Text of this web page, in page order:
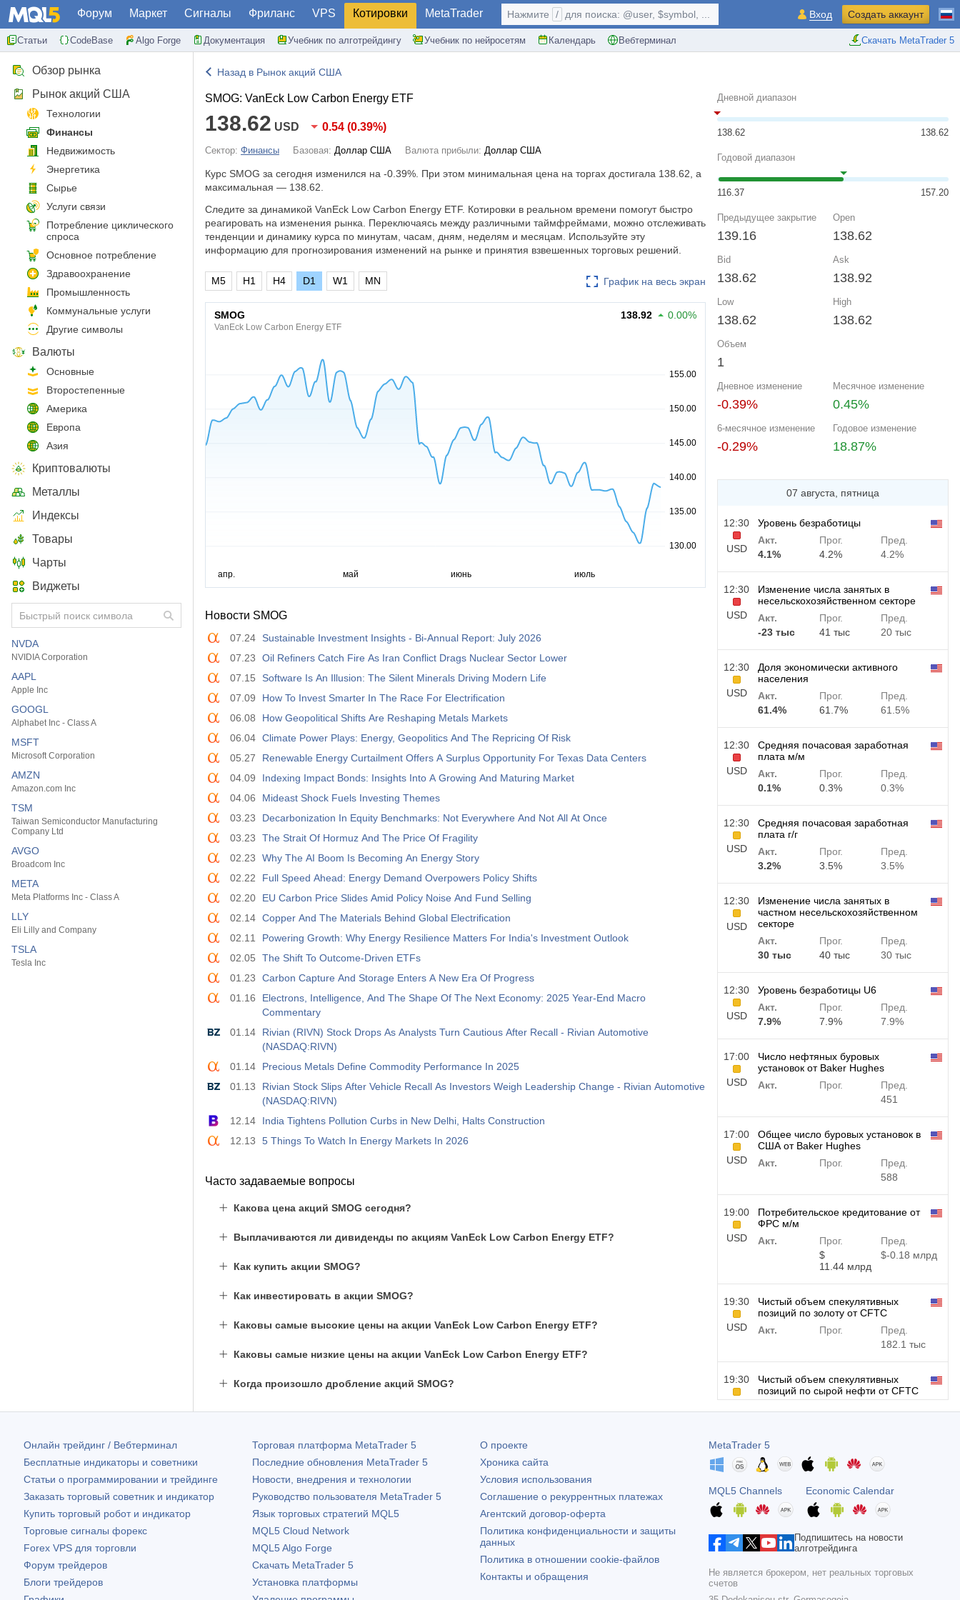
Форум Маркет Сигналы Фриланс VPS Котировки MetaTrader
Статьи CodeBase Algo Forge Документация Учебник по алготрейдингу Учебник по нейросетям Календарь Вебтерминал Скачать MetaTrader 5
Нажмите / для поиска: @user, $symbol, ... Вход Создать аккаунт
Обзор рынка
Рынок акций США
Технологии
Финансы
Недвижимость
Энергетика
Сырье
Услуги связи
Потребление циклического
спроса
Основное потребление
Здравоохранение
Промышленность
Коммунальные услуги
Другие символы
Валюты
Основные
Второстепенные
Америка
Европа
Азия
Криптовалюты
Металлы
Индексы
Товары
Чарты
Виджеты
NVDA
NVIDIA Corporation
AAPL
Apple Inc
GOOGL
Alphabet Inc - Class A
MSFT
Microsoft Corporation
AMZN
Amazon.com Inc
TSM
Taiwan Semiconductor Manufacturing
Company Ltd
AVGO
Broadcom Inc
META
Meta Platforms Inc - Class A
LLY
Eli Lilly and Company
TSLA
Tesla Inc
Назад в Рынок акций США
SMOG: VanEck Low Carbon Energy ETF
138.62 USD 0.54 (0.39%)
Сектор: Финансы Базовая: Доллар США Валюта прибыли: Доллар США
Курс SMOG за сегодня изменился на -0.39% . При этом минимальная цена на торгах достигала 138.62, а
максимальная — 138.62.
Следите за динамикой VanEck Low Carbon Energy ETF. Котировки в реальном времени помогут быстро
реагировать на изменения рынка. Переключаясь между различными таймфреймами, можно отслеживать
тенденции и динамику курса по минутам, часам, дням, неделям и месяцам. Используйте эту
информацию для прогнозирования изменений на рынке и принятия взвешенных торговых решений.
График на весь экран
M5 H1 H4 D1 W1 MN
SMOG
VanEck Low Carbon Energy ETF
138.92 0.00%
Новости SMOG
07.24
Sustainable Investment Insights - Bi-Annual Report: July 2026
07.23
Oil Refiners Catch Fire As Iran Conflict Drags Nuclear Sector Lower
07.15
Software Is An Illusion: The Silent Minerals Driving Modern Life
07.09
How To Invest Smarter In The Race For Electrification
06.08
How Geopolitical Shifts Are Reshaping Metals Markets
06.04 Climate Power Plays: Energy, Geopolitics And The Repricing Of Risk
05.27
Renewable Energy Curtailment Offers A Surplus Opportunity For Texas Data Centers
04.09
Indexing Impact Bonds: Insights Into A Growing And Maturing Market
04.06
Mideast Shock Fuels Investing Themes
03.23
Decarbonization In Equity Benchmarks: Not Everywhere And Not All At Once
03.23
The Strait Of Hormuz And The Price Of Fragility
02.23
Why The AI Boom Is Becoming An Energy Story
02.22
Full Speed Ahead: Energy Demand Overpowers Policy Shifts
02.20
EU Carbon Price Slides Amid Policy Noise And Fund Selling
02.14 Copper And The Materials Behind Global Electrification
02.11
Powering Growth: Why Energy Resilience Matters For India's Investment Outlook
02.05
The Shift To Outcome-Driven ETFs
01.23
Carbon Capture And Storage Enters A New Era Of Progress
01.16
Electrons, Intelligence, And The Shape Of The Next Economy: 2025 Year-End Macro
Commentary
01.14
Rivian (RIVN) Stock Drops As Analysts Turn Cautious After Recall - Rivian Automotive
(NASDAQ:RIVN)
01.14
Precious Metals Define Commodity Performance In 2025
01.13
Rivian Stock Slips After Vehicle Recall As Investors Weigh Leadership Change - Rivian Automotive
(NASDAQ:RIVN)
12.14
India Tightens Pollution Curbs in New Delhi, Halts Construction
12.13
5 Things To Watch In Energy Markets In 2026
Часто задаваемые вопросы
Какова цена акций SMOG сегодня?
Выплачиваются ли дивиденды по акциям VanEck Low Carbon Energy ETF?
Как купить акции SMOG?
Как инвестировать в акции SMOG?
Каковы самые высокие цены на акции VanEck Low Carbon Energy ETF?
Каковы самые низкие цены на акции VanEck Low Carbon Energy ETF?
Когда произошло дробление акций SMOG?
Дневной диапазон
138.62 138.62
Годовой диапазон
116.37 157.20
Предыдущее закрытие
139.16
Open
138.62
Bid
138.62
Ask
138.92
Low
138.62
High
138.62
Объем
1
Дневное изменение
-0.39%
Месячное изменение
0.45%
6-месячное изменение
-0.29%
Годовое изменение
18.87%
07 августа, пятница
12:30
USD
Уровень безработицы
Акт.
4.1%
Прог.
4.2%
Пред.
4.2%
12:30
USD
Изменение числа занятых в
несельскохозяйственном секторе
Акт.
-23 тыс
Прог.
41 тыс
Пред.
20 тыс
12:30
USD
Доля экономически активного
населения
Акт.
61.4%
Прог.
61.7%
Пред.
61.5%
12:30
USD
Средняя почасовая заработная
плата м/м
Акт.
0.1%
Прог.
0.3%
Пред.
0.3%
12:30
USD
Средняя почасовая заработная
плата г/г
Акт.
3.2%
Прог.
3.5%
Пред.
3.5%
12:30
USD
Изменение числа занятых в
частном несельскохозяйственном
секторе
Акт.
30 тыс
Прог.
40 тыс
Пред.
30 тыс
12:30
USD
Уровень безработицы U6
Акт.
7.9%
Прог.
7.9%
Пред.
7.9%
17:00
USD
Число нефтяных буровых
установок от Baker Hughes
Акт.
Прог.
Пред.
451
17:00
USD
Общее число буровых установок в
США от Baker Hughes
Акт.
Прог.
Пред.
588
19:00
USD
Потребительское кредитование от
ФРС м/м
Акт.
Прог.
$​
11.44 млрд
Пред.
$​-0.18 млрд
19:30
USD
Чистый объем спекулятивных
позиций по золоту от CFTC
Акт.
Прог.
Пред.
182.1 тыс
19:30
Чистый объем спекулятивных
позиций по сырой нефти от CFTC
19:30
Чистый объем спекулятивных
позиций по S&P 500 от CFTC
Акт.
Пред.
-17.2 тыс
19:30
Чистый объем спекулятивных
позиций по Nasdaq 100 от CFTC
4.9 тыс
Онлайн трейдинг / Вебтерминал
Бесплатные индикаторы и советники
Статьи о программировании и трейдинге
Заказать торговый советник и индикатор
Купить торговый робот и индикатор
Торговые сигналы форекс
Forex VPS для торговли
Форум трейдеров
Блоги трейдеров
Торговая платформа MetaTrader 5
Последние обновления MetaTrader 5
Новости, внедрения и технологии
Руководство пользователя MetaTrader 5
Язык торговых стратегий MQL5
MQL5 Cloud Network
MQL5 Algo Forge
Скачать MetaTrader 5
Установка платформы
О проекте
Хроника сайта
Условия использования
Соглашение о рекуррентных платежах
Агентский договор-оферта
Политика конфиденциальности и защиты
данных
Политика в отношении cookie-файлов
Контакты и обращения
MetaTrader 5
MQL5 Channels Economic Calendar
Подпишитесь на новости
алготрейдинга
Не является брокером, нет реальных торговых
счетов